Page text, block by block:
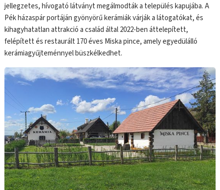
jellegzetes, hívogató látványt megálmodták a település kapujába. A
Pék házaspár portáján gyönyörű kerámiák várják a látogatókat, és
kihagyhatatlan attrakció a család által 2022-ben áttelepített,
felépített és restaurált 170 éves Miska pince, amely egyedülálló
kerámiagyűjteménnyel büszkélkedhet.